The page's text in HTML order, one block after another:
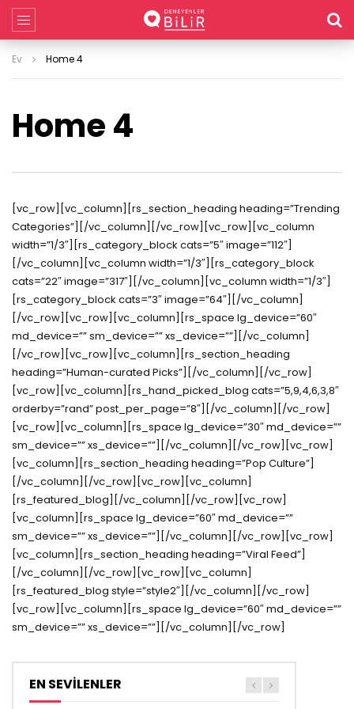
Ev Home 4
Home 4
[vc_row][vc_column][rs_section_heading heading=”Trending
Categories”][/vc_column][/vc_row][vc_row][vc_column
width=”1/3″][rs_category_block cats=”5″ image=”112″]
[/vc_column][vc_column width=”1/3″][rs_category_block
cats=”22″ image=”317″][/vc_column][vc_column width=”1/3″]
[rs_category_block cats=”3″ image=”64″][/vc_column]
[/vc_row][vc_row][vc_column][rs_space lg_device=”60″
md_device=”” sm_device=”” xs_device=””][/vc_column]
[/vc_row][vc_row][vc_column][rs_section_heading
heading=”Human-curated Picks”][/vc_column][/vc_row]
[vc_row][vc_column][rs_hand_picked_blog cats=”5,9,4,6,3,8″
orderby=”rand” post_per_page=”8″][/vc_column][/vc_row]
[vc_row][vc_column][rs_space lg_device=”30″ md_device=””
sm_device=”” xs_device=””][/vc_column][/vc_row][vc_row]
[vc_column][rs_section_heading heading=”Pop Culture”]
[/vc_column][/vc_row][vc_row][vc_column]
[rs_featured_blog][/vc_column][/vc_row][vc_row]
[vc_column][rs_space lg_device=”60″ md_device=””
sm_device=”” xs_device=””][/vc_column][/vc_row][vc_row]
[vc_column][rs_section_heading heading=”Viral Feed”]
[/vc_column][/vc_row][vc_row][vc_column]
[rs_featured_blog style=”style2″][/vc_column][/vc_row]
[vc_row][vc_column][rs_space lg_device=”60″ md_device=””
sm_device=”” xs_device=””][/vc_column][/vc_row]
EN SEVİLENLER